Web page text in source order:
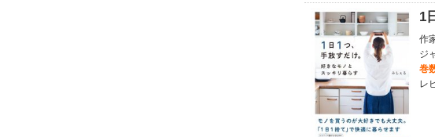
1
作
ジ
巻
レ